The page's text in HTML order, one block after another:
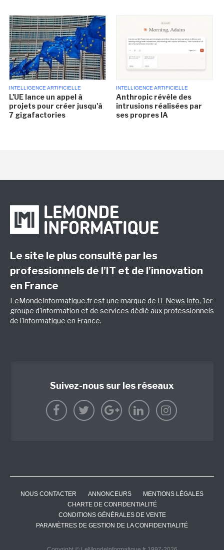
INTELLIGENCE ARTIFICIELLE
L'UE lance un appel à
projets pour créer jusqu'à
7 gigafactories
INTELLIGENCE ARTIFICIELLE
Anthropic révèle des
intrusions réalisées par
ses propres IA
Le site le plus consulté par les
professionnels de l’IT et de l’innovation
en France
LeMondeInformatique.fr est une marque de IT News Info, 1er
groupe d'information et de services dédié aux professionnels
de l'informatique en France.
Suivez-nous sur les réseaux
NOUS CONTACTER ANNONCEURS
MENTIONS LÉGALES
CHARTE DE CONFIDENTIALITÉ
CONDITIONS GÉNÉRALES DE VENTE
PARAMÈTRES DE GESTION DE LA CONFIDENTIALITÉ